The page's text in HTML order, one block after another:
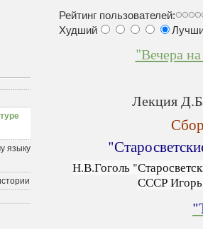
Рейтинг пользователей:
Худший
"Вечера
Лекция
"
Н.В.Гоголь
СССР
языку